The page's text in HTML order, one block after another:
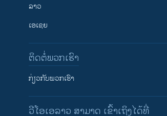
ລາວ
ເອເຊຍ
ຕິດຕໍ່ພວກເຮົາ
ກ່ຽວກັບພວກເຮົາ
ວີໂອເອລາວ ສາມາດ ເຂົ້າເຖິງໄດ້ທີ່